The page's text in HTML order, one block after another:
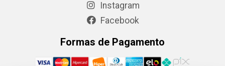
Instagram
Facebook
Formas de Pagamento